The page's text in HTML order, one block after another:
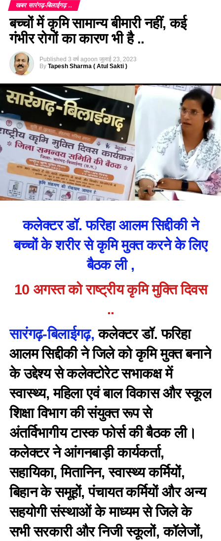
खबर सारंगढ़-बिलाईगढ़ ..
बच्चों में कृमि सामान्य बीमारी नहीं, कई
गंभीर रोगों का कारण भी है ..
Published 3 वर्ष agoon जुलाई 23, 2023
By Tapesh Sharma ( Atul Sakti )
कलेक्टर डॉ. फरिहा आलम सिद्दीकी ने
बच्चों के शरीर से कृमि मुक्त करने के लिए
बैठक ली ,
10 अगस्त को राष्ट्रीय कृमि मुक्ति दिवस
..
सारंगढ़-बिलाईगढ़, कलेक्टर डॉ. फरिहा
आलम सिद्दीकी ने जिले को कृमि मुक्त बनाने
के उद्देश्य से कलेक्टोरेट सभाकक्ष में
स्वास्थ्य, महिला एवं बाल विकास और स्कूल
शिक्षा विभाग की संयुक्त रूप से
अंतर्विभागीय टास्क फोर्स की बैठक ली।
कलेक्टर ने आंगनबाड़ी कार्यकर्ता,
सहायिका, मितानिन, स्वास्थ्य कर्मियों,
बिहान के समूहों, पंचायत कर्मियों और अन्य
सहयोगी संस्थाओं के माध्यम से जिले के
सभी सरकारी और निजी स्कूलों, कॉलेजों,